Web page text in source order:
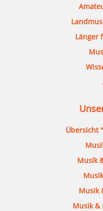
Länger
Übersicht
Musik
Musik
Musik &